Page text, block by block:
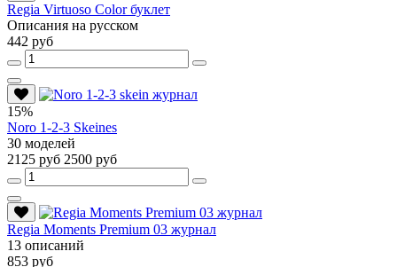
Regia Virtuoso Color буклет
Описания на русском
442 руб
15%
Noro 1-2-3 Skeines
30 моделей
2125 руб 2500 руб
Regia Moments Premium 03 журнал
13 описаний
853 руб